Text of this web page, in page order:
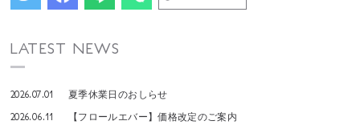
LATEST NEWS
2026.07.01 夏季休業日のおしらせ
2026.06.11 【フロールエバー】価格改定のご案内